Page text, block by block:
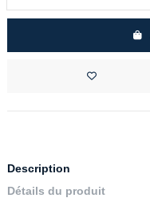
Description
Détails du produit